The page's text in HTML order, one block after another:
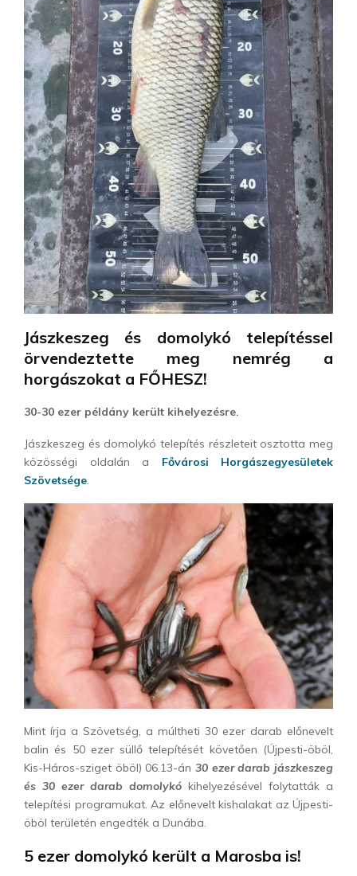
Jászkeszeg és domolykó telepítéssel
örvendeztette meg nemrég a
horgászokat a FŐHESZ!
30-30 ezer példány került kihelyezésre.
Jászkeszeg és domolykó telepítés részleteit osztotta meg
közösségi oldalán a Fővárosi Horgászegyesületek
Szövetsége
Mint írja a Szövetség, a múltheti 30 ezer darab előnevelt
balin és 50 ezer süllő telepítését követően (Újpesti-öböl,
Kis-Háros-sziget öböl) 06.13-án 30 ezer darab jászkeszeg
és 30 ezer darab domolykó kihelyezésével folytatták a
telepítési programukat. Az előnevelt kishalakat az Újpesti-
öböl területén engedték a Dunába.
5 ezer domolykó került a Marosba is!